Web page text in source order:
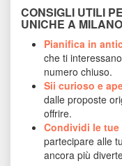
CONSIGLI UTILI
UNICHE A MILANO
Pianifica in
che ti
numero chiuso.
Sii curioso e
dalle proposte
offrire.
Condividi le tue
partecipare alle
ancora più